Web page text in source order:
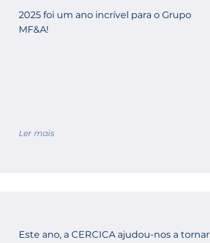
2025 foi um ano incrível para o Grupo
MF&A!
Ler mais
Este ano, a CERCICA ajudou-nos a tornar